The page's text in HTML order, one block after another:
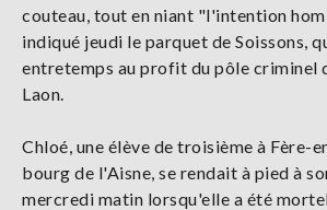
couteau, tout en niant "l'intention
indiqué jeudi le parquet de Soissons,
entretemps au profit du pôle criminel
Laon.
Chloé, une élève de troisième à Fère-
bourg de l'Aisne, se rendait à pied à
mercredi matin lorsqu'elle a été